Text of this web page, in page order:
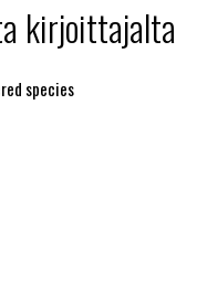
kirjoittajalta
species